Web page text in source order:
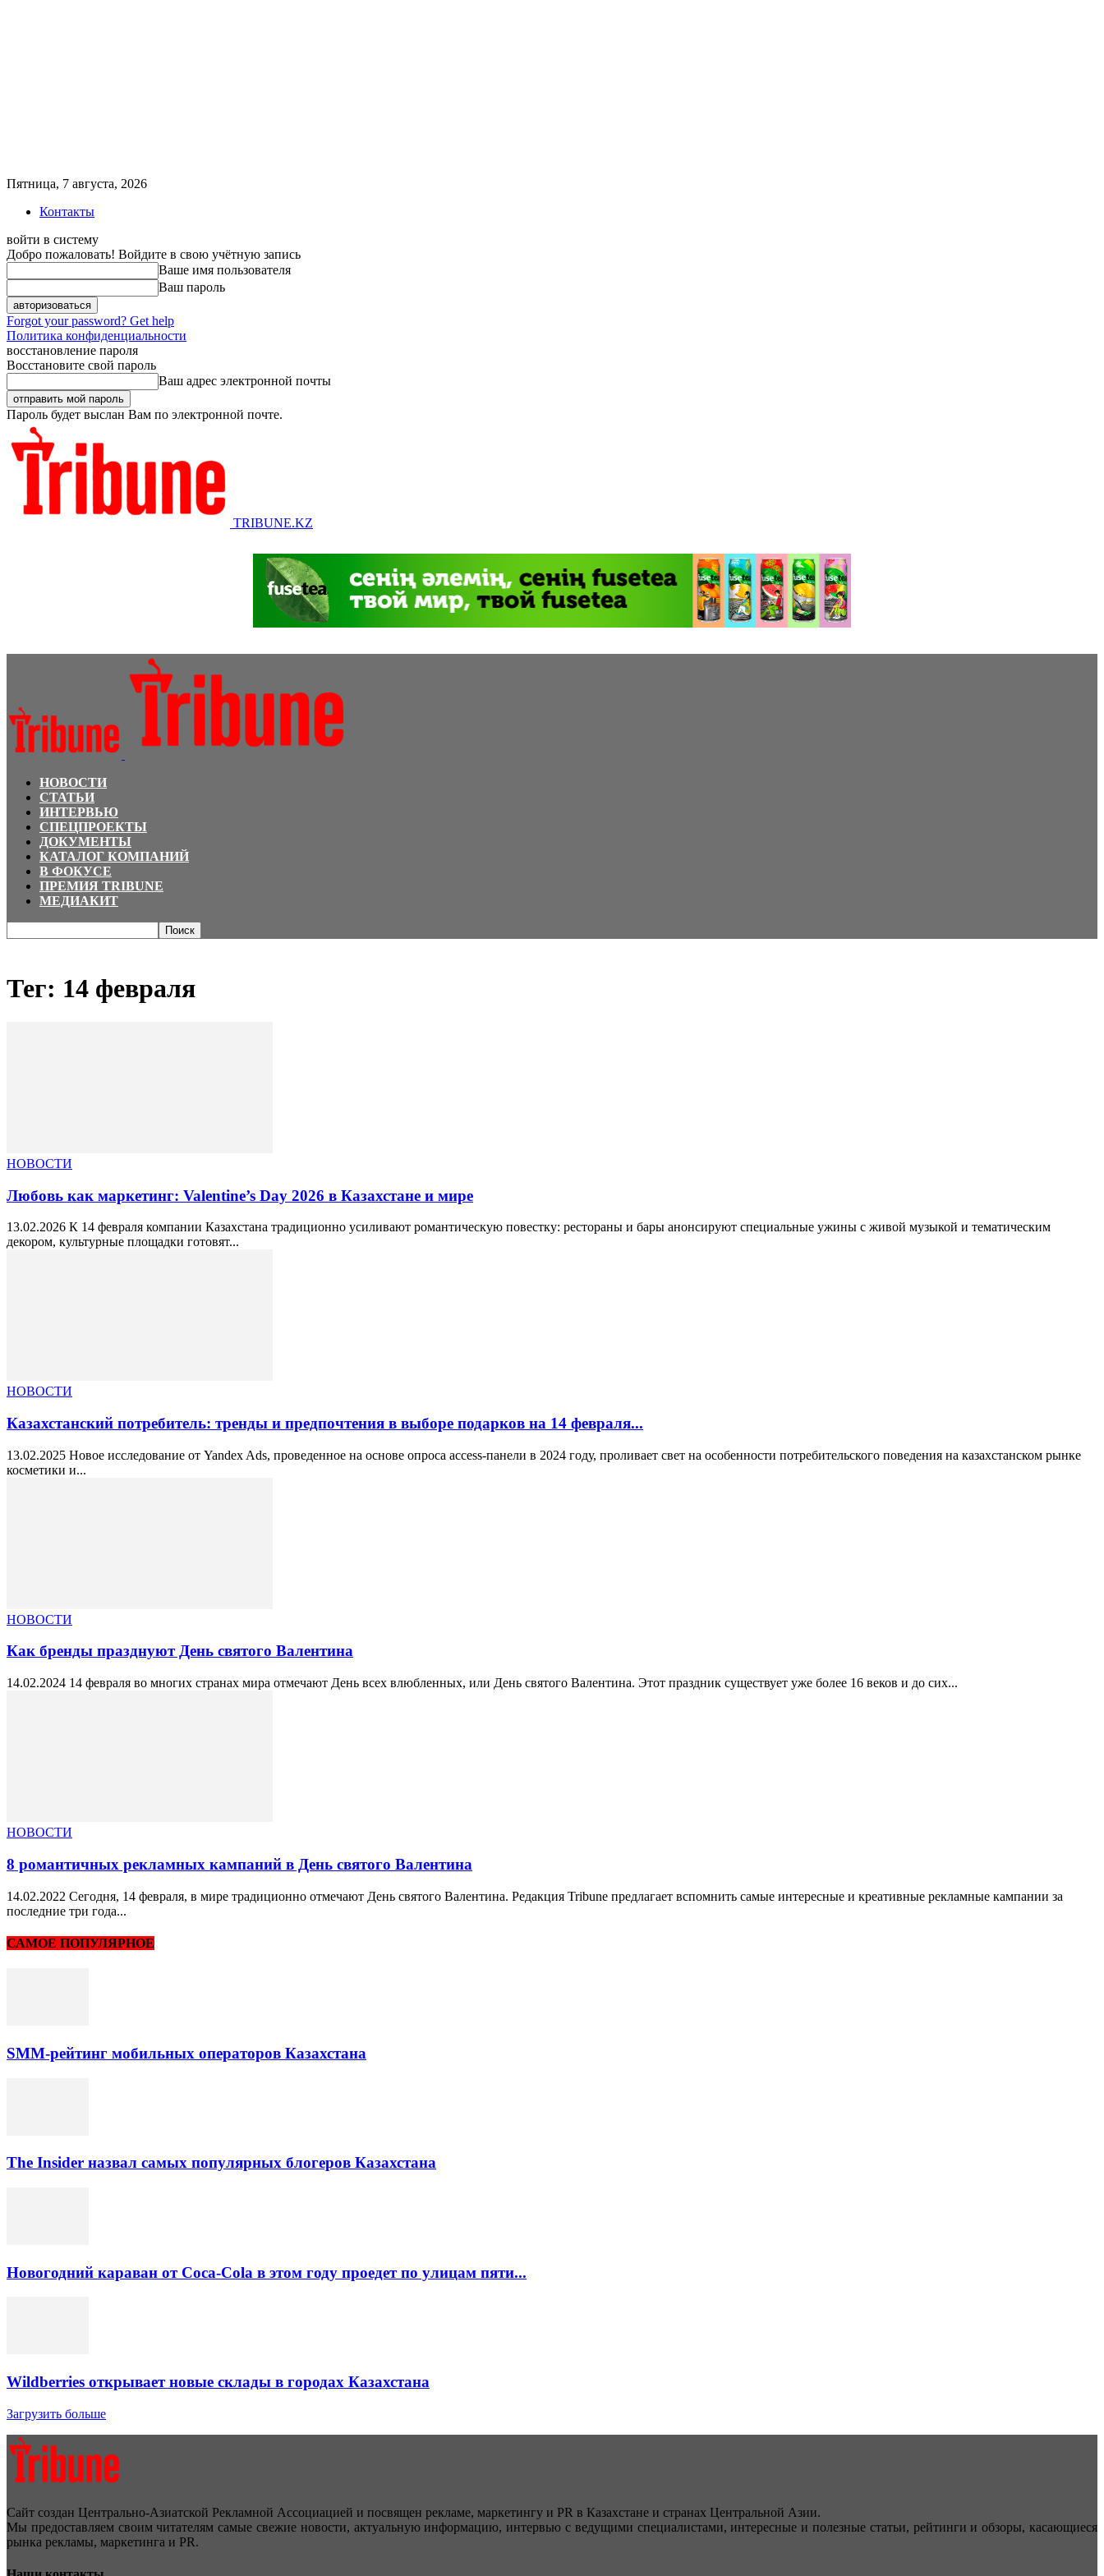
Пятница, 7 августа, 2026
Контакты
войти в систему
Добро пожаловать! Войдите в свою учётную запись
Ваше имя пользователя
Ваш пароль
Forgot your password? Get help
Политика конфиденциальности
восстановление пароля
Восстановите свой пароль
Ваш адрес электронной почты
Пароль будет выслан Вам по электронной почте.
TRIBUNE.KZ
НОВОСТИ
СТАТЬИ
ИНТЕРВЬЮ
СПЕЦПРОЕКТЫ
ДОКУМЕНТЫ
КАТАЛОГ КОМПАНИЙ
В ФОКУСЕ
ПРЕМИЯ TRIBUNE
МЕДИАКИТ
Тег: 14 февраля
НОВОСТИ
Любовь как маркетинг: Valentine’s Day 2026 в Казахстане и мире
13.02.2026 К 14 февраля компании Казахстана традиционно усиливают романтическую повестку: рестораны и бары анонсируют специальные ужины с живой музыкой и тематическим
декором, культурные площадки готовят...
НОВОСТИ
Казахстанский потребитель: тренды и предпочтения в выборе подарков на 14 февраля...
13.02.2025 Новое исследование от Yandex Ads, проведенное на основе опроса access-панели в 2024 году, проливает свет на особенности потребительского поведения на казахстанском рынке
косметики и...
НОВОСТИ
Как бренды празднуют День святого Валентина
14.02.2024 14 февраля во многих странах мира отмечают День всех влюбленных, или День святого Валентина. Этот праздник существует уже более 16 веков и до сих...
НОВОСТИ
8 романтичных рекламных кампаний в День святого Валентина
14.02.2022 Сегодня, 14 февраля, в мире традиционно отмечают День святого Валентина. Редакция Tribune предлагает вспомнить самые интересные и креативные рекламные кампании за
последние три года...
САМОЕ ПОПУЛЯРНОЕ
SMM-рейтинг мобильных операторов Казахстана
The Insider назвал самых популярных блогеров Казахстана
Новогодний караван от Coca-Cola в этом году проедет по улицам пяти...
Wildberries открывает новые склады в городах Казахстана
Загрузить больше
Сайт создан Центрально-Азиатской Рекламной Ассоциацией и посвящен рекламе, маркетингу и PR в Казахстане и странах Центральной Азии.
Мы предоставляем своим читателям самые свежие новости, актуальную информацию, интервью с ведущими специалистами, интересные и полезные статьи, рейтинги и обзоры, касающиеся
рынка рекламы, маркетинга и PR.